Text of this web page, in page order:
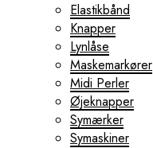
Elastikbånd
Knapper
Lynlåse
Maskemarkører
Midi Perler
Øjeknapper
Symærker
Symaskiner